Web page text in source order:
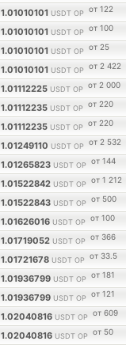
1.01010101 USDT OP от 122
1.01010101 USDT OP от 100
1.01010101 USDT OP от 25
1.01010101 USDT OP от 2 422
1.01112225 USDT OP от 2 000
1.01112235 USDT OP от 220
1.01112235 USDT OP от 220
1.01249110 USDT OP от 2 532
1.01265823 USDT OP от 144
1.01522842 USDT OP от 1 212
1.01522843 USDT OP от 500
1.01626016 USDT OP от 100
1.01719052 USDT OP от 366
1.01721678 USDT OP от 33.5
1.01936799 USDT OP от 181
1.01936799 USDT OP от 121
1.02040816 USDT OP от 609
1.02040816 USDT OP от 50